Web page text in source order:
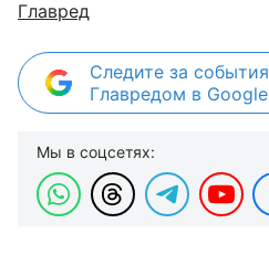
Главред
Следите за
Главредом в
Мы в соцсетях: